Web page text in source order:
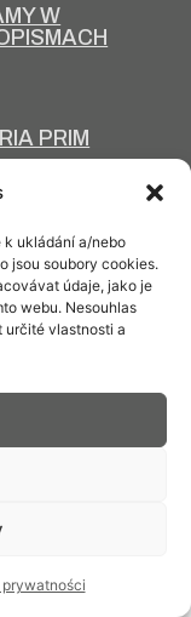
ukládání a/nebo
jsou soubory cookies.
údaje, jako je
webu. Nesouhlas
určité vlastnosti a
W
PRIM